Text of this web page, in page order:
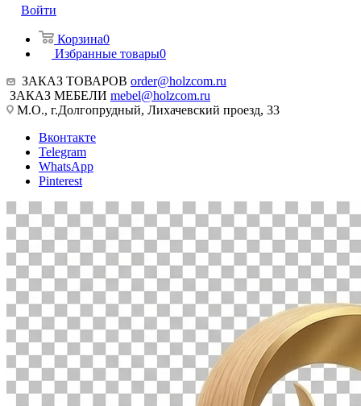
Войти
Корзина0
Избранные товары0
ЗАКАЗ ТОВАРОВ order@holzcom.ru
ЗАКАЗ МЕБЕЛИ mebel@holzcom.ru
М.О., г.Долгопрудный, Лихачевский проезд, 33
Вконтакте
Telegram
WhatsApp
Pinterest